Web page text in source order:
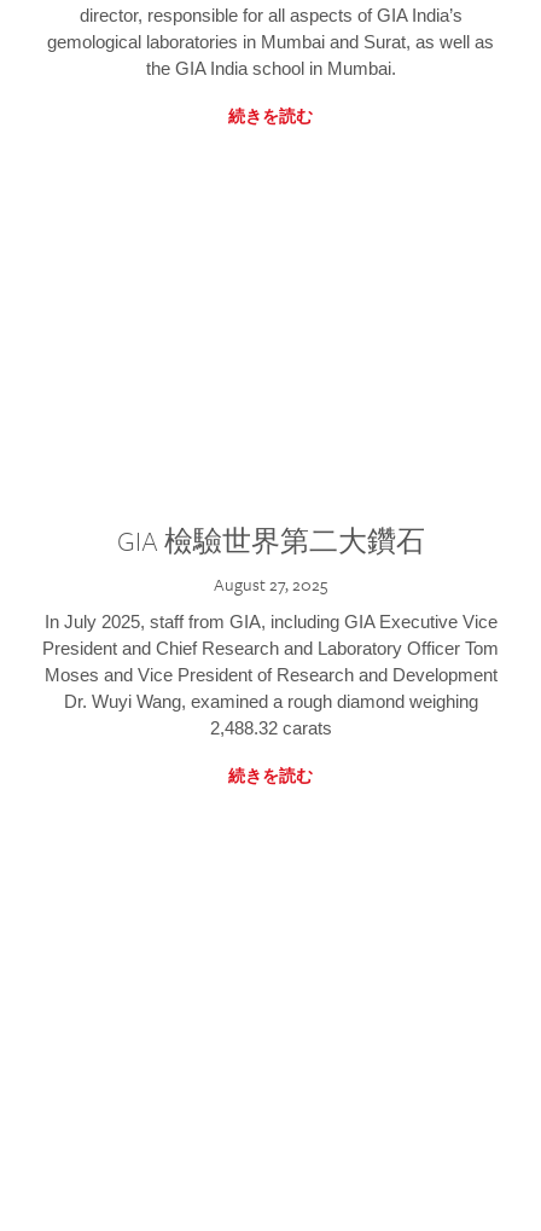
director, responsible for all aspects of GIA India’s
gemological laboratories in Mumbai and Surat, as well as
the GIA India school in Mumbai.
続きを読む
GIA 檢驗世界第二大鑽石
August 27, 2025
In July 2025, staff from GIA, including GIA Executive Vice
President and Chief Research and Laboratory Officer Tom
Moses and Vice President of Research and Development
Dr. Wuyi Wang, examined a rough diamond weighing
2,488.32 carats
続きを読む